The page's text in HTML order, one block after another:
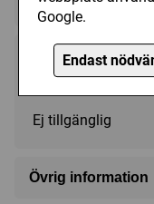
Google.
Endast
119 kr
Ej tillgänglig
Övrig information